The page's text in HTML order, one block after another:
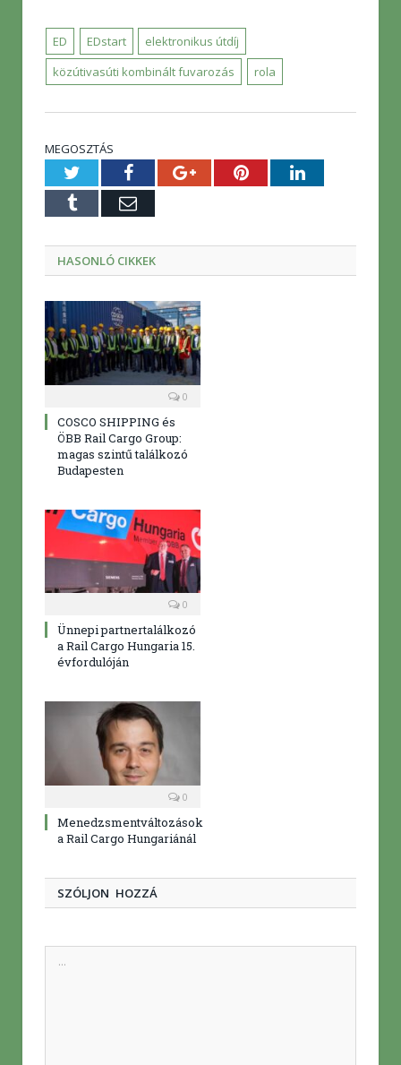
ED EDstart
elektronikus útdíj
közútivasúti kombinált fuvarozás
rola
MEGOSZTÁS
TwitterFacebookGoogle+PinterestLinkedIn
Tumblr E-
HASONLÓ CIKKEK
0
COSCO SHIPPING és
ÖBB Rail Cargo Group:
magas szintű találkozó
Budapesten
0
Ünnepi partnertalálkozó
a Rail Cargo Hungaria 15.
évfordulóján
0
Menedzsmentváltozások
a Rail Cargo Hungariánál
SZÓLJON HOZZÁ